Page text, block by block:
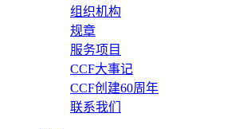
组织机构
规章
服务项目
CCF大事记
CCF创建60周年
联系我们